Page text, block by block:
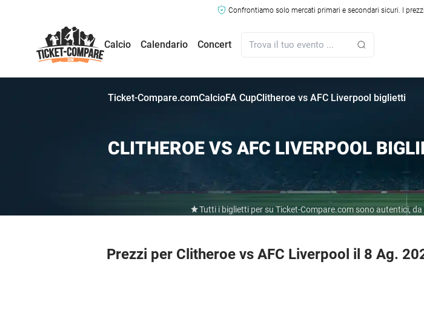
Confrontiamo solo mercati primari e secondari sicuri. I
Calcio Calendario Concert
Ticket-Compare.comCalcioFA CupClitheroe vs AFC Liverpool biglietti
CLITHEROE VS AFC LIVERPOOL
Tutti i biglietti per su Ticket-Compare.com sono autentici,
Prezzi per Clitheroe vs AFC Liverpool il 8 Ag.